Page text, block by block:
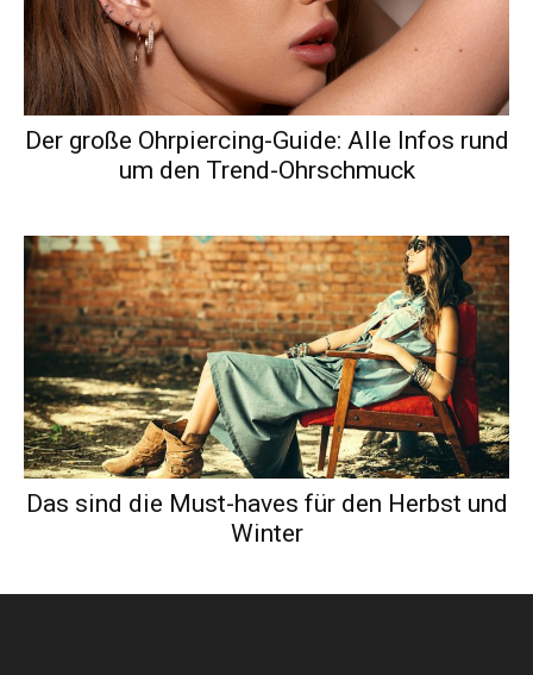
Der große Ohrpiercing-Guide: Alle Infos rund
um den Trend-Ohrschmuck
Das sind die Must-haves für den Herbst und
Winter